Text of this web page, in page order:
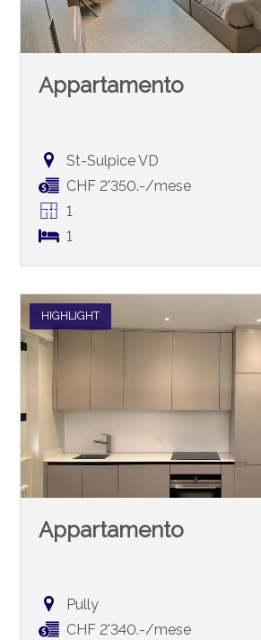
Appartamento
St-Sulpice VD
CHF 2'350.-/mese
1
1
HIGHLIGHT
Appartamento
Pully
CHF 2'340.-/mese